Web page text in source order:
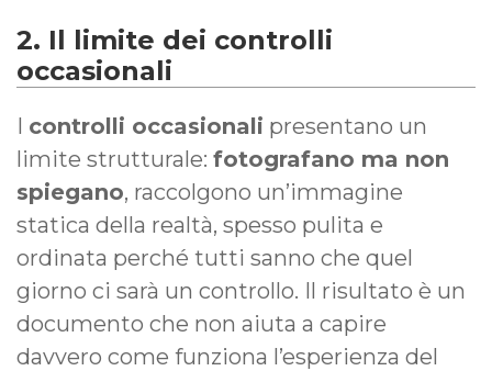
2. Il limite dei controlli
occasionali
I controlli occasionali presentano un
limite strutturale: fotografano ma non
spiegano, raccolgono un’immagine
statica della realtà, spesso pulita e
ordinata perché tutti sanno che quel
giorno ci sarà un controllo. Il risultato è un
documento che non aiuta a capire
davvero come funziona l’esperienza del